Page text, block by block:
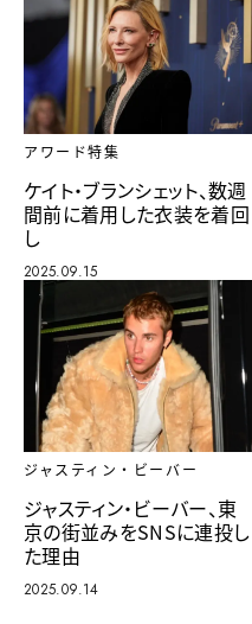
アワード特集
ケイト・ブランシェット、数週
間前に着用した衣装を着回
し
2025.09.15
ジャスティン・ビーバー
ジャスティン・ビーバー、東
京の街並みをSNSに連投し
た理由
2025.09.14